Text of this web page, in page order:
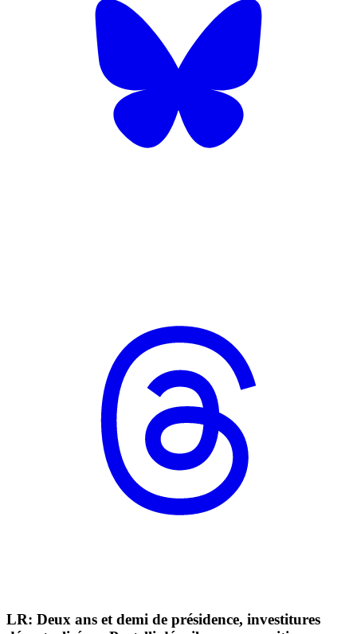
LR: Deux ans et demi de présidence, investitures